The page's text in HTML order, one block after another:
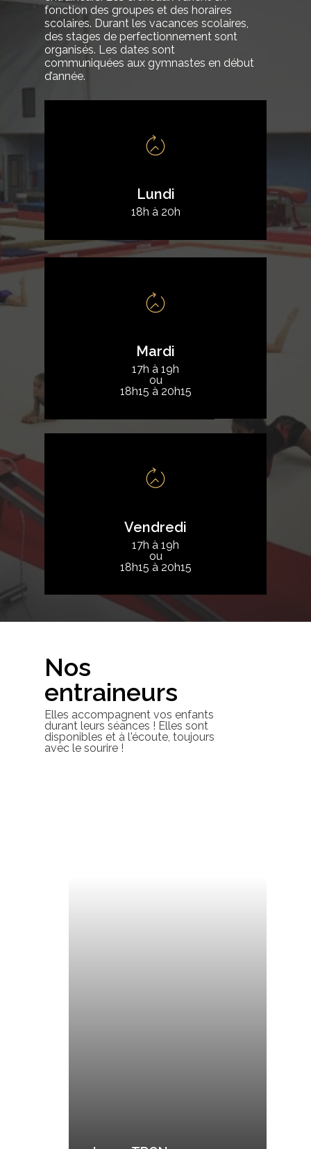
fonction des groupes et des horaires
scolaires. Durant les vacances scolaires,
des stages de perfectionnement sont
organisés. Les dates sont
communiquées aux gymnastes en début
d’année.
Lundi
18h à 20h
Mardi
17h à 19h
ou
18h15 à 20h15
Vendredi
17h à 19h
ou
18h15 à 20h15
Nos
entraineurs
Elles accompagnent vos enfants
durant leurs séances ! Elles sont
disponibles et à l'écoute, toujours
avec le sourire !